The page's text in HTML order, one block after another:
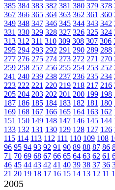
385 384 383 382 381 380 379 378
367 366 365 364 363 362 361 360
349 348 347 346 345 344 343 342
331 330 329 328 327 326 325 324
313 312 311 310 309 308 307 306
295 294 293 292 291 290 289 288
277 276 275 274 273 272 271 270
259 258 257 256 255 254 253 252
241 240 239 238 237 236 235 234
223 222 221 220 219 218 217 216
205 204 203 202 201 200 199 198
187 186 185 184 183 182 181 180
169 168 167 166 165 164 163 162
151 150 149 148 147 146 145 144
133 132 131 130 129 128 127 126
115 114 113 112 111 110 109 108
96 95 94 93 92 91 90 89 88 87 86
71 70 69 68 67 66 65 64 63 62 61
46 45 44 43 42 41 40 39 38 37 36
21 20 19 18 17 16 15 14 13 12 11
2005